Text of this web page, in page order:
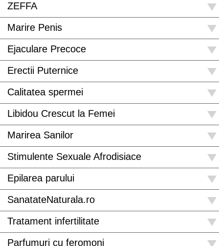
ZEFFA
Marire Penis
Ejaculare Precoce
Erectii Puternice
Calitatea spermei
Libidou Crescut la Femei
Marirea Sanilor
Stimulente Sexuale Afrodisiace
Epilarea parului
SanatateNaturala.ro
Tratament infertilitate
Parfumuri cu feromoni